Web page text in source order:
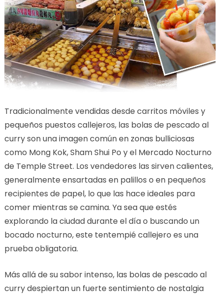
Tradicionalmente vendidas desde carritos móviles y
pequeños puestos callejeros, las bolas de pescado al
curry son una imagen común en zonas bulliciosas
como Mong Kok, Sham Shui Po y el Mercado Nocturno
de Temple Street. Los vendedores las sirven calientes,
generalmente ensartadas en palillos o en pequeños
recipientes de papel, lo que las hace ideales para
comer mientras se camina. Ya sea que estés
explorando la ciudad durante el día o buscando un
bocado nocturno, este tentempié callejero es una
prueba obligatoria.
Más allá de su sabor intenso, las bolas de pescado al
curry despiertan un fuerte sentimiento de nostalgia